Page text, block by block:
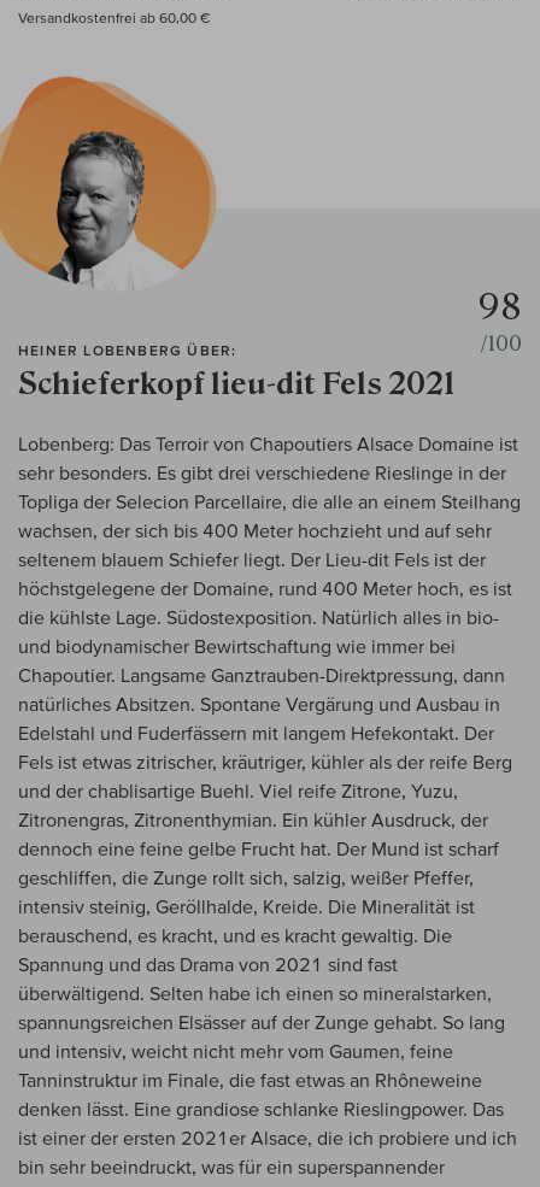
Versandkostenfrei ab 60,00 €
HEINER LOBENBERG ÜBER:
Schieferkopf lieu-dit Fels 2021
98
/100
Lobenberg: Das Terroir von Chapoutiers Alsace Domaine ist
sehr besonders. Es gibt drei verschiedene Rieslinge in der
Topliga der Selecion Parcellaire, die alle an einem Steilhang
wachsen, der sich bis 400 Meter hochzieht und auf sehr
seltenem blauem Schiefer liegt. Der Lieu-dit Fels ist der
höchstgelegene der Domaine, rund 400 Meter hoch, es ist
die kühlste Lage. Südostexposition. Natürlich alles in bio-
und biodynamischer Bewirtschaftung wie immer bei
Chapoutier. Langsame Ganztrauben-Direktpressung, dann
natürliches Absitzen. Spontane Vergärung und Ausbau in
Edelstahl und Fuderfässern mit langem Hefekontakt. Der
Fels ist etwas zitrischer, kräutriger, kühler als der reife Berg
und der chablisartige Buehl. Viel reife Zitrone, Yuzu,
Zitronengras, Zitronenthymian. Ein kühler Ausdruck, der
dennoch eine feine gelbe Frucht hat. Der Mund ist scharf
geschliffen, die Zunge rollt sich, salzig, weißer Pfeffer,
intensiv steinig, Geröllhalde, Kreide. Die Mineralität ist
berauschend, es kracht, und es kracht gewaltig. Die
Spannung und das Drama von 2021 sind fast
überwältigend. Selten habe ich einen so mineralstarken,
spannungsreichen Elsässer auf der Zunge gehabt. So lang
und intensiv, weicht nicht mehr vom Gaumen, feine
Tanninstruktur im Finale, die fast etwas an Rhôneweine
denken lässt. Eine grandiose schlanke Rieslingpower. Das
ist einer der ersten 2021er Alsace, die ich probiere und ich
bin sehr beeindruckt, was für ein superspannender